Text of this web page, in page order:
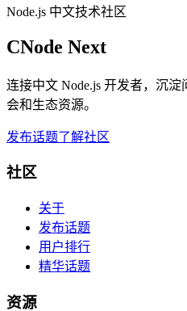
Node.js 中文技术社区
CNode Next
连接中文 Node.js 开发者，沉
会和生态资源。
发布话题了解社区
社区
关于
发布话题
用户排行
精华话题
资源